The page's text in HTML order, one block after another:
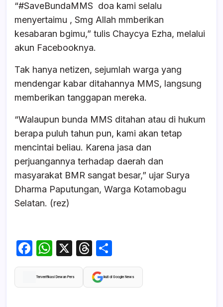
“#SaveBundaMMS doa kami selalu
menyertaimu , Smg Allah mmberikan
kesabaran bgimu,” tulis Chaycya Ezha, melalui
akun Facebooknya.
Tak hanya netizen, sejumlah warga yang
mendengar kabar ditahannya MMS, langsung
memberikan tanggapan mereka.
“Walaupun bunda MMS ditahan atau di hukum
berapa puluh tahun pun, kami akan tetap
mencintai beliau. Karena jasa dan
perjuangannya terhadap daerah dan
masyarakat BMR sangat besar,” ujar Surya
Dharma Paputungan, Warga Kotamobagu
Selatan. (rez)
F
a
c
W
h
at
X
T
hr
e
h
ar
Terverifikasi Dewan Pers Ikuti di Google News